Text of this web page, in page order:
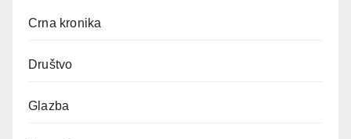
Crna kronika
Društvo
Glazba